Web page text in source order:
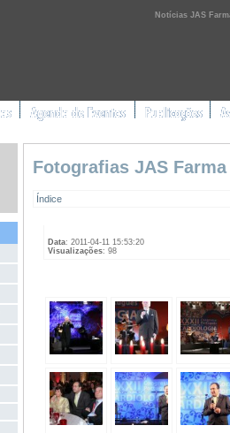
Notícias JAS
Fotografias JAS
Índice
Data: 2011-04-11 15:53:20
Visualizações: 98